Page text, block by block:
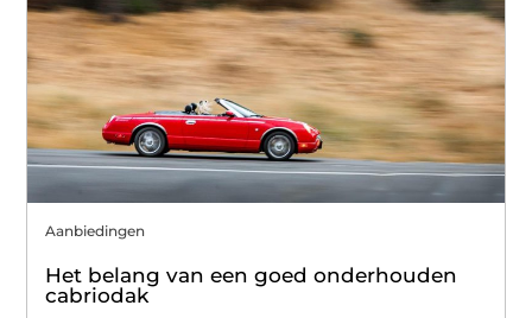
Aanbiedingen
Het belang van een goed onderhouden
cabriodak